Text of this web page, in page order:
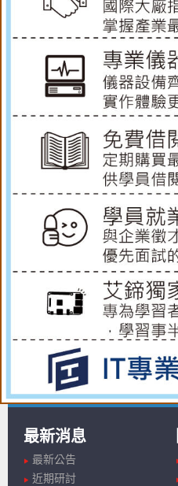
最新消息
最新公告
近期研討